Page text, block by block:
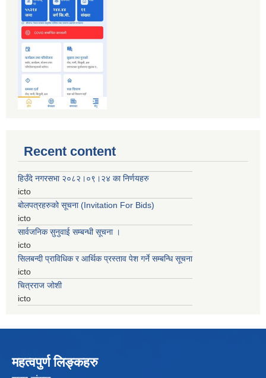
Recent content
हिउँदे नगरसभा २०८२।०९।२४ का निर्णयहरु
icto
बोलपत्रहरुको सूचना (Invitation For Bids)
icto
सार्वजनिक सुनुवाई सम्बन्धी सूचना ।
icto
सिलबन्दी प्राविधिक र आर्थिक प्रस्ताव पेश गर्ने सम्बन्धि सूचना
icto
चित्रराज जोशी
icto
महत्वपुर्ण लिङ्कहरु